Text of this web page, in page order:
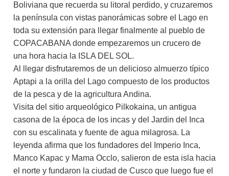
Boliviana que recuerda su litoral perdido, y cruzaremos
la península con vistas panorámicas sobre el Lago en
toda su extensión para llegar finalmente al pueblo de
COPACABANA donde empezaremos un crucero de
una hora hacia la ISLA DEL SOL.
Al llegar disfrutaremos de un delicioso almuerzo típico
Aptapi a la orilla del Lago compuesto de los productos
de la pesca y de la agricultura Andina.
Visita del sitio arqueológico Pilkokaina, un antigua
casona de la época de los incas y del Jardin del Inca
con su escalinata y fuente de agua milagrosa. La
leyenda afirma que los fundadores del Imperio Inca,
Manco Kapac y Mama Occlo, salieron de esta isla hacia
el norte y fundaron la ciudad de Cusco que luego fue el